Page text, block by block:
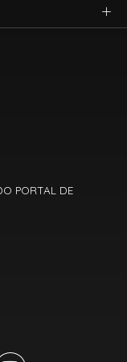
PORTAL DE